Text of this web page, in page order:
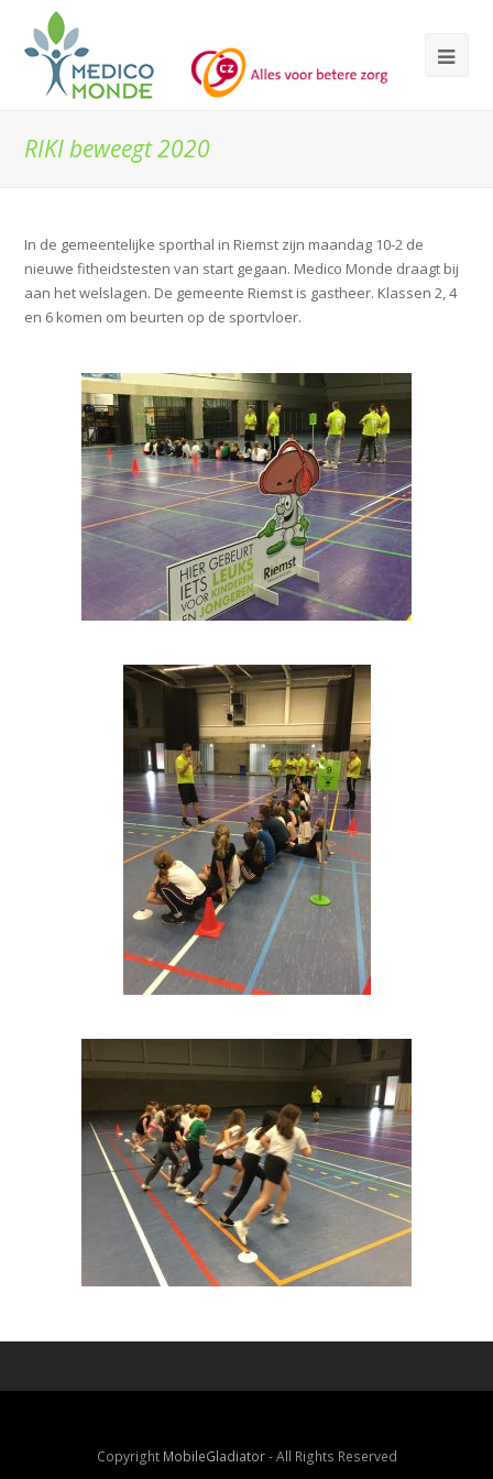
RIKI beweegt 2020
In de gemeentelijke sporthal in Riemst zijn maandag 10-2 de
nieuwe fitheidstesten van start gegaan. Medico Monde draagt bij
aan het welslagen. De gemeente Riemst is gastheer. Klassen 2, 4
en 6 komen om beurten op de sportvloer.
Copyright MobileGladiator- All Rights Reserved